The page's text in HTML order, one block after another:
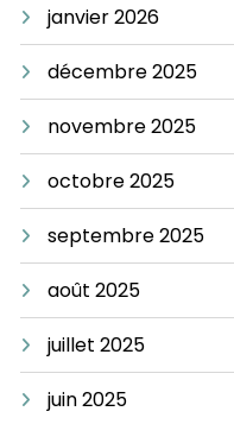
janvier 2026
décembre 2025
novembre 2025
octobre 2025
septembre 2025
août 2025
juillet 2025
juin 2025